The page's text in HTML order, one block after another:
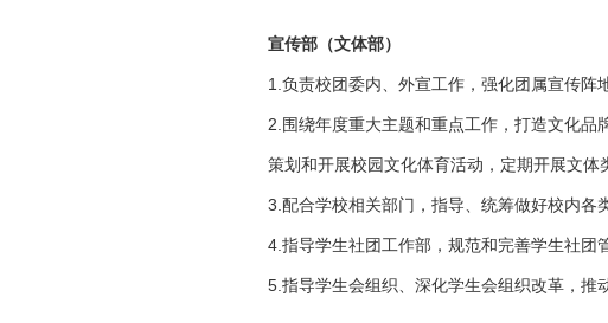
宣传部（文体部）
1.负责校团委内、外宣工作，强化团属宣传阵
2.围绕年度重大主题和重点工作，打造文化品
策划和开展校园文化体育活动，定期开展文
3.配合学校相关部门，指导、统筹做好校内各
4.指导学生社团工作部，规范和完善学生社团
5.指导学生会组织、深化学生会组织改革，推